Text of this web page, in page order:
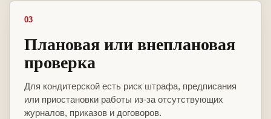
03
Плановая или внеплановая
проверка
Для кондитерской есть риск штрафа, предписания
или приостановки работы из-за отсутствующих
журналов, приказов и договоров.